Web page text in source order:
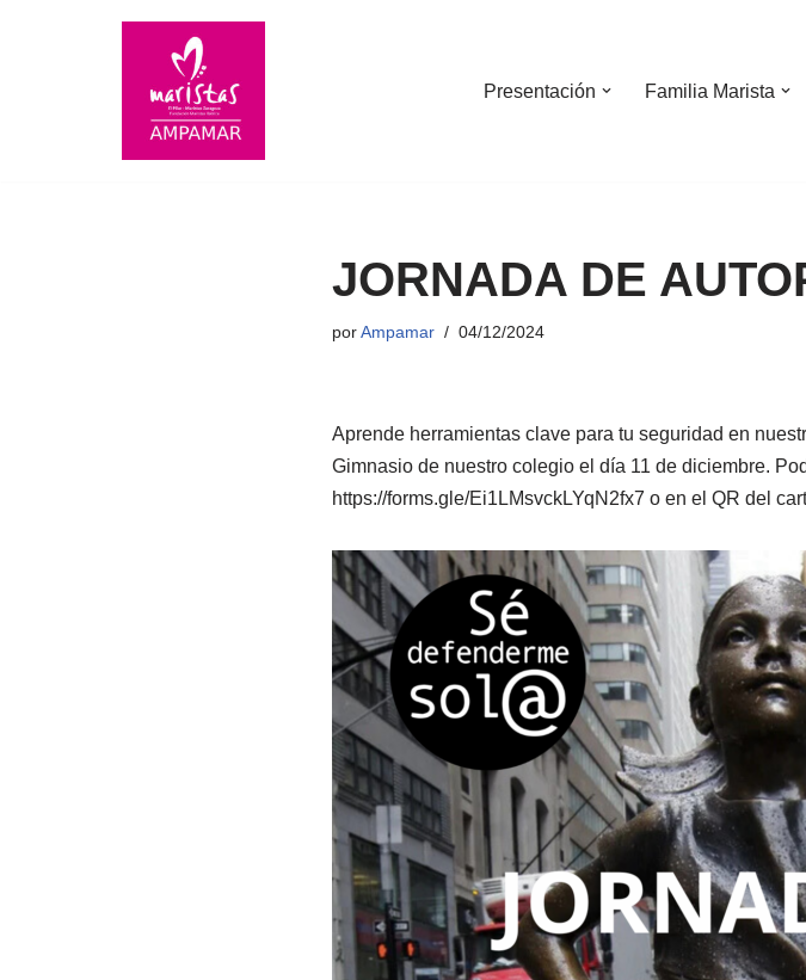
Presentación Familia Marista
JORNADA DE
porAmpamar 04/12/2024
Aprende herramientas clave para tu seguridad en
Gimnasio de nuestro colegio el día 11 de diciembre.
https://forms.gle/Ei1LMsvckLYqN2fx7 o en el QR del